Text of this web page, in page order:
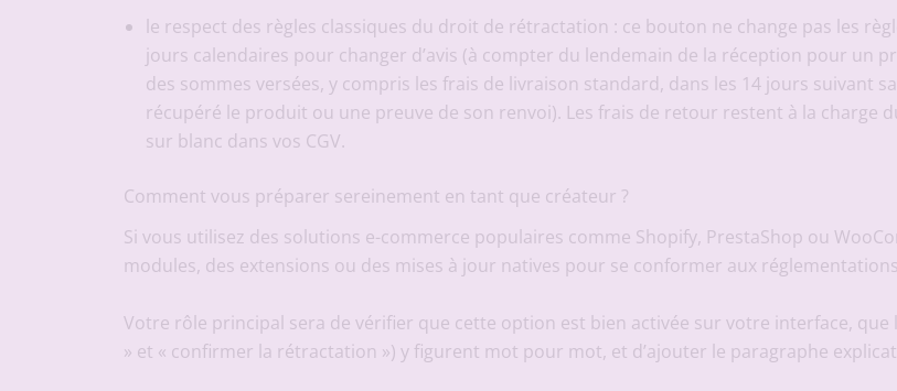
le respect des règles classiques du droit de rétractation : ce bouton ne change pas les
jours calendaires pour changer d’avis (à compter du lendemain de la réception pour un
des sommes versées, y compris les frais de livraison standard, dans les 14 jours suivant
récupéré le produit ou une preuve de son renvoi). Les frais de retour restent à la charge
sur blanc dans vos CGV.
Comment vous préparer sereinement en tant que créateur ?
Si vous utilisez des solutions e-commerce populaires comme Shopify, PrestaShop ou
modules, des extensions ou des mises à jour natives pour se conformer aux
Votre rôle principal sera de vérifier que cette option est bien activée sur votre interface, que
» et « confirmer la rétractation ») y figurent mot pour mot, et d’ajouter le paragraphe